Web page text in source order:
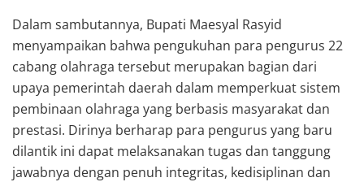
Dalam sambutannya, Bupati Maesyal Rasyid
menyampaikan bahwa pengukuhan para pengurus 22
cabang olahraga tersebut merupakan bagian dari
upaya pemerintah daerah dalam memperkuat sistem
pembinaan olahraga yang berbasis masyarakat dan
prestasi. Dirinya berharap para pengurus yang baru
dilantik ini dapat melaksanakan tugas dan tanggung
jawabnya dengan penuh integritas, kedisiplinan dan